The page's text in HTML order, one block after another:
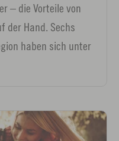
– die Vorteile von
der Hand. Sechs
haben sich unter